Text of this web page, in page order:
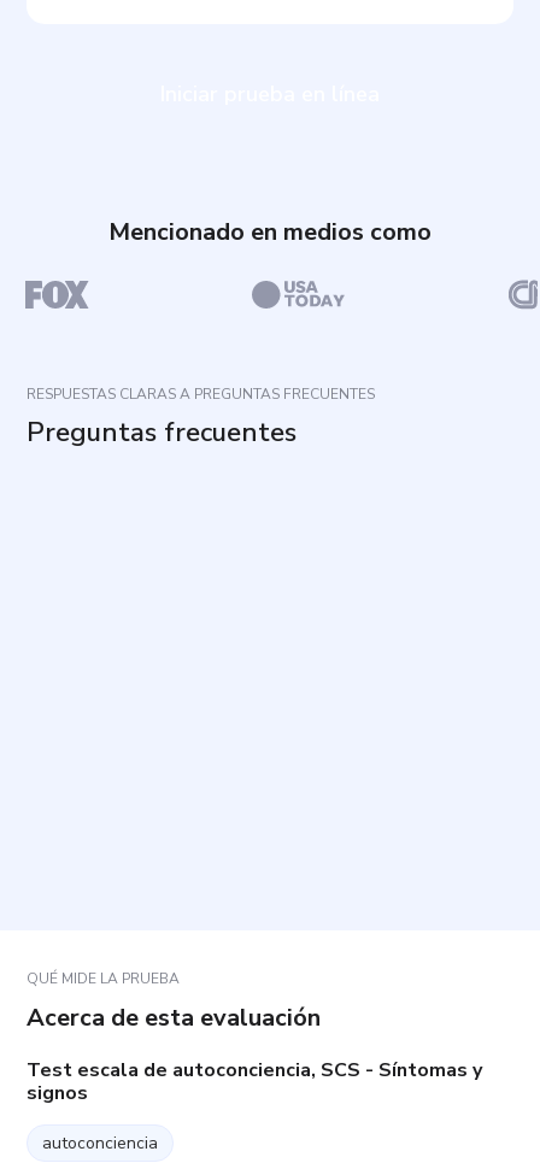
Mencionado en medios como
RESPUESTAS CLARAS A PREGUNTAS FRECUENTES
Preguntas frecuentes
QUÉ MIDE LA PRUEBA
Acerca de esta evaluación
Test escala de autoconciencia, SCS - Síntomas y
signos
autoconciencia